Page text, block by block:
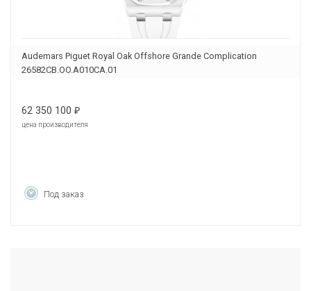
Audemars Piguet Royal Oak Offshore Grande Complication
26582CB.OO.A010CA.01
62 350 100 ₽
цена производителя
Под заказ